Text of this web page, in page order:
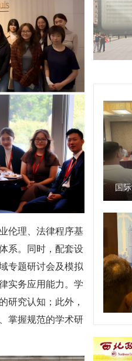
伦理、法律程序基
系。同时，配套设
专题研讨会及模拟
实务应用能力。学
研究认知；此外，
掌握规范的学术研